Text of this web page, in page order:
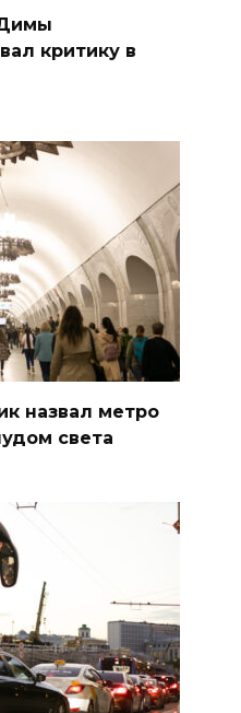
критику в
назвал метро
света